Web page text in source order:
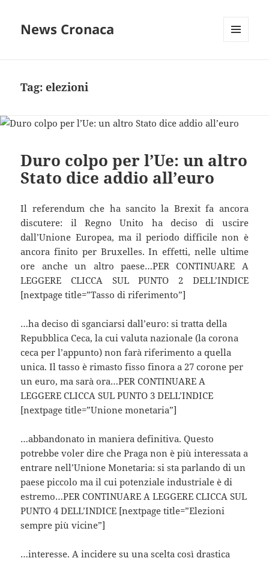
News Cronaca
Tag:elezioni
Duro colpo per l’Ue: un altro
Stato dice addio all’euro
Il referendum che ha sancito la Brexit fa ancora
discutere: il Regno Unito ha deciso di uscire
dall’Unione Europea, ma il periodo difficile non è
ancora finito per Bruxelles. In effetti, nelle ultime
ore anche un altro paese…PER CONTINUARE A
LEGGERE CLICCA SUL PUNTO 2 DELL’INDICE
[nextpage title=”Tasso di riferimento”]
…ha deciso di sganciarsi dall’euro: si tratta della
Repubblica Ceca, la cui valuta nazionale (la corona
ceca per l’appunto) non farà riferimento a quella
unica. Il tasso è rimasto fisso finora a 27 corone per
un euro, ma sarà ora…PER CONTINUARE A
LEGGERE CLICCA SUL PUNTO 3 DELL’INDICE
[nextpage title=”Unione monetaria”]
…abbandonato in maniera definitiva. Questo
potrebbe voler dire che Praga non è più interessata a
entrare nell’Unione Monetaria: si sta parlando di un
paese piccolo ma il cui potenziale industriale è di
estremo…PER CONTINUARE A LEGGERE CLICCA SUL
PUNTO 4 DELL’INDICE [nextpage title=”Elezioni
sempre più vicine”]
…interesse. A incidere su una scelta così drastica